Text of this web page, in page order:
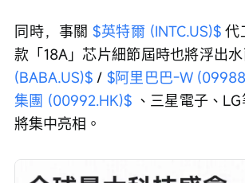
同時，事關 $英特爾 (INTC.US)$ 代
款「18A」芯片細節屆時也將浮出
(BABA.US)$ / $阿里巴巴-W
集團 (00992.HK)$ 、三星電子、LG
將集中亮相。